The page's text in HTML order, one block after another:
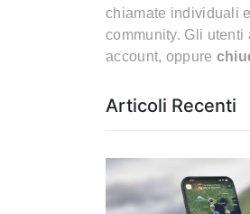
chiamate individuali
community. Gli
account, oppure
Articoli Recenti